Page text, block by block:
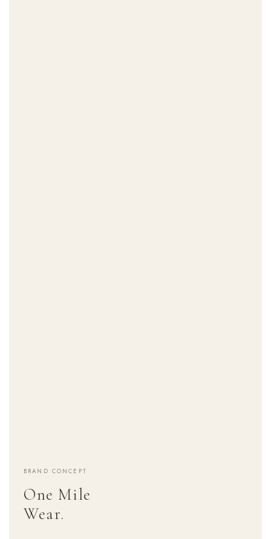
BRAND CONCEPT
One Mile
Wear.